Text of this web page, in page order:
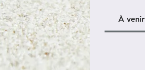
À venir